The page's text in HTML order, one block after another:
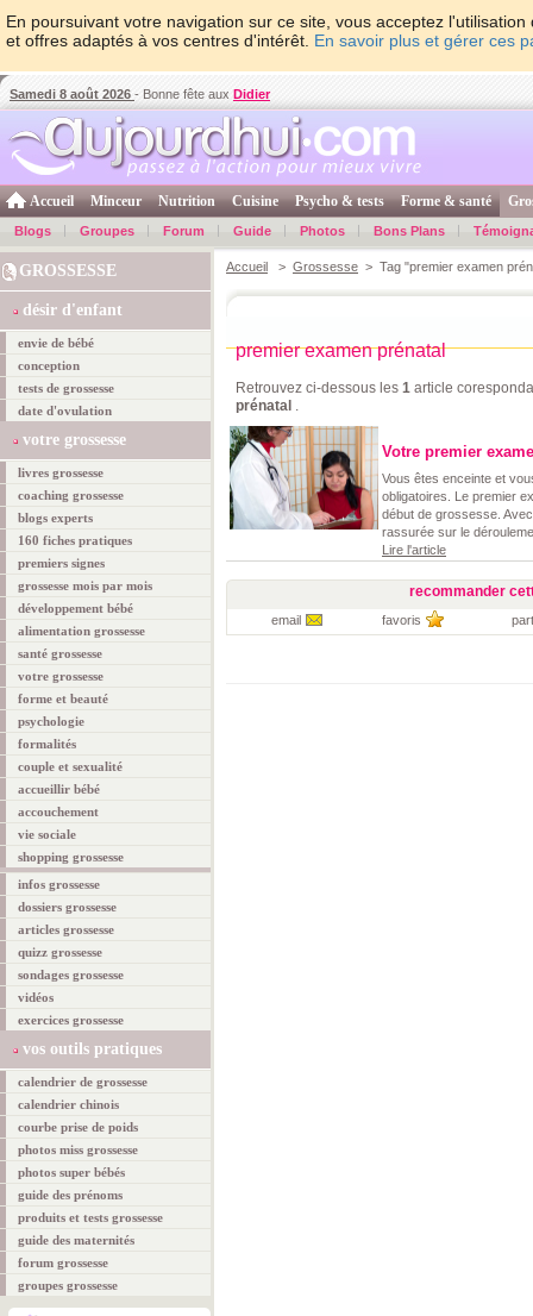
En poursuivant votre navigation sur ce site, vous acceptez
et offres adaptés à vos centres d'intérêt. En savoir plus et gérer ces
Samedi 8 août 2026 - Bonne fête aux Didier
Accueil Minceur Nutrition Cuisine Psycho & tests Forme & santé
Blogs Groupes Forum Guide Photos Bons Plans
GROSSESSE
désir d'enfant
envie de bébé
conception
tests de grossesse
date d'ovulation
votre grossesse
livres grossesse
coaching grossesse
blogs experts
160 fiches pratiques
premiers signes
grossesse mois par mois
développement bébé
alimentation grossesse
santé grossesse
votre grossesse
forme et beauté
psychologie
formalités
couple et sexualité
accueillir bébé
accouchement
vie sociale
shopping grossesse
infos grossesse
dossiers grossesse
articles grossesse
quizz grossesse
sondages grossesse
vidéos
exercices grossesse
vos outils pratiques
calendrier de grossesse
calendrier chinois
courbe prise de poids
photos miss grossesse
photos super bébés
guide des prénoms
produits et tests grossesse
guide des maternités
forum grossesse
groupes grossesse
Accueil > Grossesse > Tag "premier examen
premier examen prénatal
Retrouvez ci-dessous les 1 article
prénatal .
Votre premier
Vous êtes enceinte et
obligatoires. Le premier
début de grossesse.
rassurée sur le
Lire l'article
recommander
email favoris